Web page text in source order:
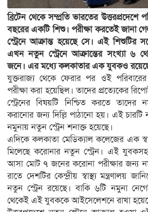
ব্রিটেন থেকে সম্প্রতি ভারতের উত্তরপ্রদেশে
বছরের একটি শিশু। পরীক্ষা করতেই জানা
স্ট্রেনে আক্রান্ত হয়েছে সে। এই শিশুটির
এখন নতুন স্ট্রেনে আক্রান্তের সংখ্যা ৬
জনে। এর মধ্যে কলকাতার এক যুবকও
যুক্তরাজ্য থেকে ফেরার পর ওই
পরীক্ষা করা হয়েছিল। তাদের প্রত্যেকের
স্ট্রেনের বিষয়টি নিশ্চিত করতে তাদের
করানোর জন্য দিল্লি পাঠানো হয়। এই চারটি
নমুনায় নতুন স্ট্রেন শনাক্ত হয়েছে।
এদিকে কলকাতা মেডিক্যাল কলেজের এক
মিলেছে করোনার নতুন স্ট্রেন। এই যুবকসহ
আসা মোট ৭ জনের করোনা পরীক্ষার জন্য
রাতে দেশটির কেন্দ্রীয় স্বাস্থ্য মন্ত্রণালয়
নতুন স্ট্রেন রয়েছে। বাকি ৬টি নমুনা
থেকেই এই যুবককে আইসেলেশনে রাখা